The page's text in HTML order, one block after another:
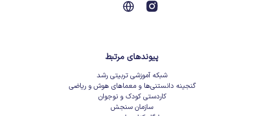
پیوندهای مرتبط
شبکه آموزشی تربیتی رشد
گنجینه دانستنی‌ها و معماهای هوش و ریاضی
کاردستی کودک و نوجوان
سازمان سنجش